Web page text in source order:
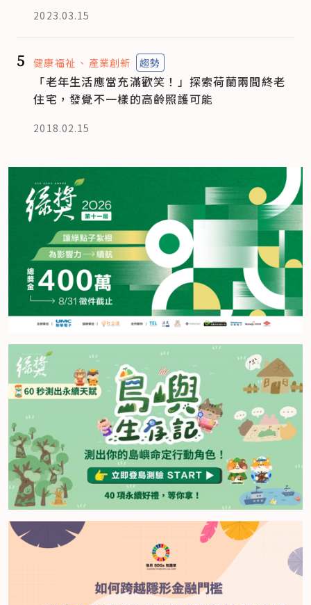
2023.03.15
5 健康福祉 產業創新 趨勢
「老年生活應當充滿歡笑！」探索荷蘭兩間終老
住宅，發覺不一樣的高齡照護可能
2018.02.15